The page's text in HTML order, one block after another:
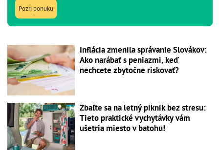
Pozri ponuku
Inflácia zmenila správanie Slovákov:
Ako narábať s peniazmi, keď
nechcete zbytočne riskovať?
Zbaľte sa na letný piknik bez stresu:
Tieto praktické vychytávky vám
ušetria miesto v batohu!